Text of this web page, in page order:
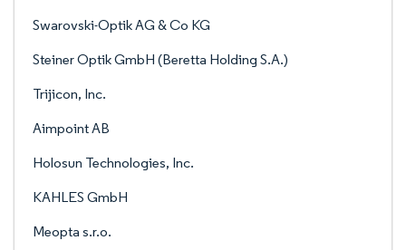
Swarovski-Optik AG & Co KG
Steiner Optik GmbH (Beretta Holding S.A.)
Trijicon, Inc.
Aimpoint AB
Holosun Technologies, Inc.
KAHLES GmbH
Meopta s.r.o.